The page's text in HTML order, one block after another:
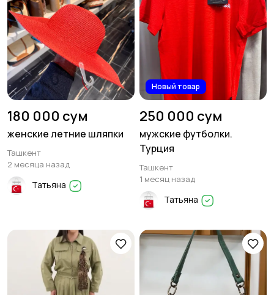
180 000 сум
женские летние шляпки
Ташкент
2 месяца назад
Татьяна
Новый товар
250 000 сум
мужские футболки.
Турция
Ташкент
1 месяц назад
Татьяна